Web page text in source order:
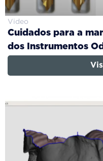
Video
Cuidados para a
dos Instrumentos